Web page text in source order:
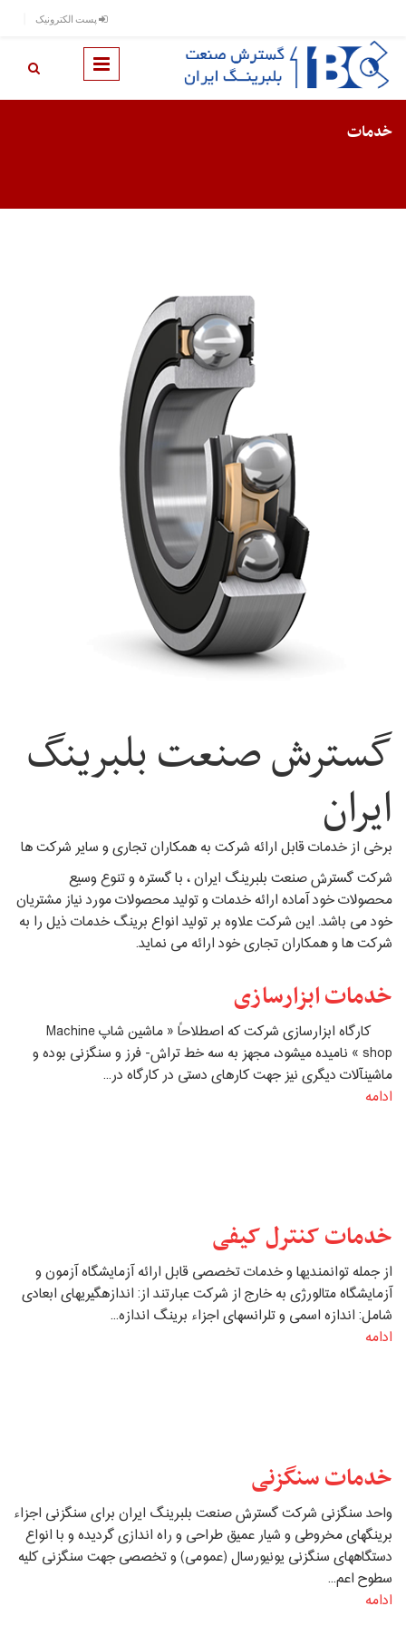
پست الکترونیک
خدمات
گسترش صنعت بلبرینگ
ایران
برخی از خدمات قابل ارائه شرکت به همکاران تجاری و سایر شرکت ها
شرکت گسترش صنعت بلبرینگ ایران ، با گستره و تنوع وسیع
محصولات خود آماده ارائه خدمات و تولید محصولات مورد نیاز مشتریان
خود می باشد. این شرکت علاوه بر تولید انواع برینگ خدمات ذیل را به
شرکت ها و همکاران تجاری خود ارائه می نماید.
خدمات ابزارسازی
کارگاه ابزارسازی شرکت که اصطلاحاً « ماشین شاپ Machine
shop » نامیده می‏شود، مجهز به سه خط تراش- فرز و سنگ‏زنی بوده و
ماشین‏آلات دیگری نیز جهت کارهای دستی در کارگاه در...
ادامه
خدمات کنترل کیفی
از جمله توانمندیها و خدمات تخصصی قابل ارائه آزمایشگاه آزمون و
آزمایشگاه متالورژی به خارج از شرکت عبارتند از: اندازه‏گیری‏های ابعادی
شامل: اندازه اسمی و تلرانس‏های اجزاء برینگ اندازه‏...
ادامه
خدمات سنگ‏زنی
واحد سنگ‏زنی شرکت گسترش صنعت بلبرینگ ایران برای سنگ‏زنی اجزاء
برینگ‏های مخروطی و شیار عمیق طراحی و راه‏ اندازی گردیده و با انواع
دستگاه‏های سنگ‏زنی یونیورسال (عمومی) و تخصصی جهت سنگ‏زنی کلیه
سطوح اعم...
ادامه